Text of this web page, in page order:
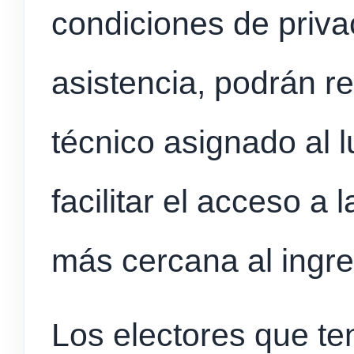
condiciones de
asistencia, podrán
técnico asignado al
facilitar el acceso a
más cercana al
Los electores que